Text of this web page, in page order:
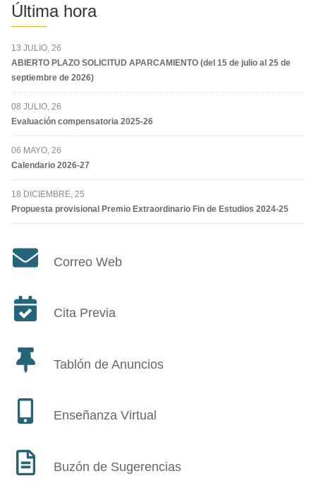
Última hora
13 JULIO, 26
ABIERTO PLAZO SOLICITUD APARCAMIENTO (del 15 de julio al 25 de
septiembre de 2026)
08 JULIO, 26
Evaluación compensatoria 2025-26
06 MAYO, 26
Calendario 2026-27
18 DICIEMBRE, 25
Propuesta provisional Premio Extraordinario Fin de Estudios 2024-25
Correo Web
Cita Previa
Tablón de Anuncios
Enseñanza Virtual
Buzón de Sugerencias